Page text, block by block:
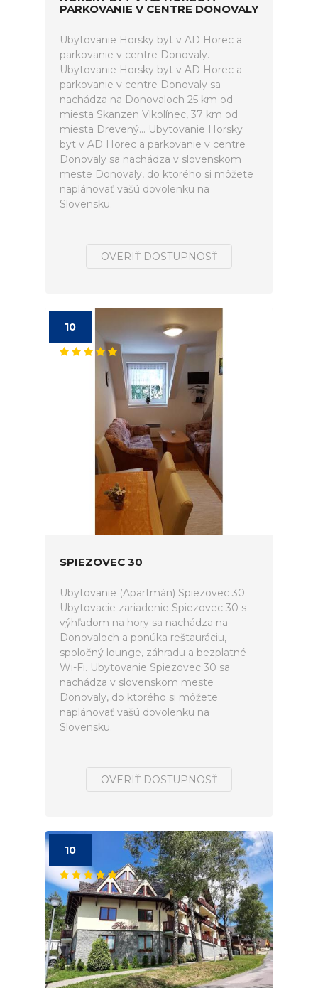
PARKOVANIE V CENTRE DONOVALY
Ubytovanie Horsky byt v AD Horec a
parkovanie v centre Donovaly.
Ubytovanie Horsky byt v AD Horec a
parkovanie v centre Donovaly sa
nachádza na Donovaloch 25 km od
miesta Skanzen Vlkolínec, 37 km od
miesta Drevený... Ubytovanie Horsky
byt v AD Horec a parkovanie v centre
Donovaly sa nachádza v slovenskom
meste Donovaly, do ktorého si môžete
naplánovať vašú dovolenku na
Slovensku.
OVERIŤ DOSTUPNOSŤ
10
SPIEZOVEC 30
Ubytovanie (Apartmán) Spiezovec 30.
Ubytovacie zariadenie Spiezovec 30 s
výhľadom na hory sa nachádza na
Donovaloch a ponúka reštauráciu,
spoločný lounge, záhradu a bezplatné
Wi-Fi. Ubytovanie Spiezovec 30 sa
nachádza v slovenskom meste
Donovaly, do ktorého si môžete
naplánovať vašú dovolenku na
Slovensku.
OVERIŤ DOSTUPNOSŤ
10